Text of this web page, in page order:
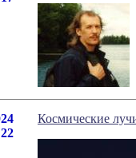
Космические